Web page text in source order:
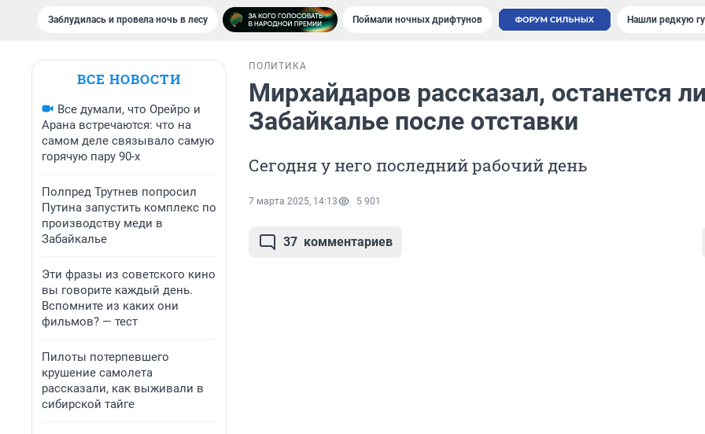
Заблудилась и провела ночь в лесу Поймали ночных дрифтунов Нашли редкую
ВСЕ НОВОСТИ
Все думали, что Орейро и
Арана встречаются: что на
самом деле связывало самую
горячую пару 90-х
Полпред Трутнев попросил
Путина запустить комплекс по
производству меди в
Забайкалье
Эти фразы из советского кино
вы говорите каждый день.
Вспомните из каких они
фильмов? — тест
Пилоты потерпевшего
крушение самолета
рассказали, как выживали в
сибирской тайге
ПОЛИТИКА
Мирхайдаров рассказал, останется
Забайкалье после отставки
Сегодня у него последний рабочий день
7 марта 2025, 14:13 5 901
37 комментариев